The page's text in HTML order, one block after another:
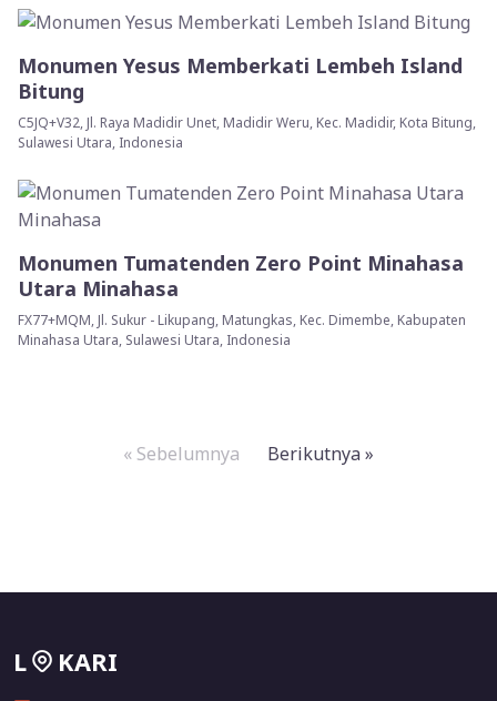
Monumen Yesus Memberkati Lembeh Island
Bitung
C5JQ+V32, Jl. Raya Madidir Unet, Madidir Weru, Kec. Madidir, Kota Bitung,
Sulawesi Utara, Indonesia
Monumen Tumatenden Zero Point Minahasa
Utara Minahasa
FX77+MQM, Jl. Sukur - Likupang, Matungkas, Kec. Dimembe, Kabupaten
Minahasa Utara, Sulawesi Utara, Indonesia
« Sebelumnya Berikutnya »
L KARI